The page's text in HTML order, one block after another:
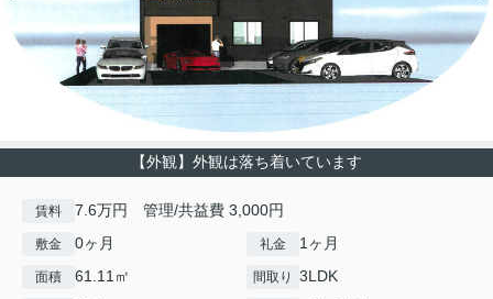
【外観】外観は落ち着いています
賃料 7.6万円 管理/共益費 3,000円
敷金 0ヶ月 礼金 1ヶ月
面積 61.11㎡ 間取り 3LDK